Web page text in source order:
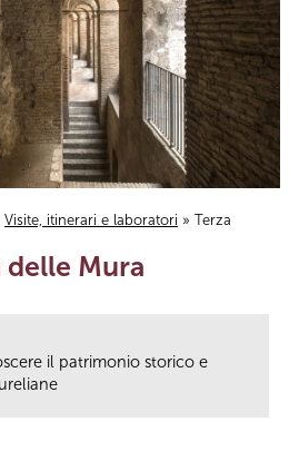
Visite, itinerari e laboratori » Terza
delle Mura
il patrimonio storico e